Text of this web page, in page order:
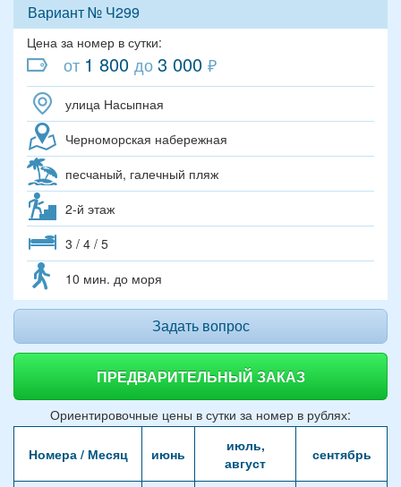
Вариант № Ч299
Цена за номер в сутки:
от 1 800 до3 000 ₽
улица Насыпная
Черноморская набережная
песчаный, галечный пляж
2-й этаж
3 / 4 / 5
10 мин. до моря
Задать вопрос
ПРЕДВАРИТЕЛЬНЫЙ ЗАКАЗ
Ориентировочные цены в сутки за номер в рублях:
Номера / Месяц июнь
июль,
август
сентябрь